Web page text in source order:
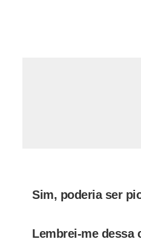
Sim, poderia ser
Lembrei-me dessa